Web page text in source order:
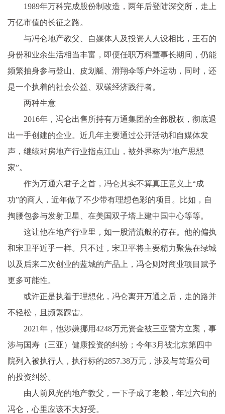
1989年万科完成股份制改造，两年后登陆深交所，走上
万亿市值的长征之路。
与冯仑地产教父、自媒体人及投资人人设相比，王石的
身份和业余生活相当丰富，即便任职万科董事长期间，仍能
频繁抽身参与登山、皮划艇、滑翔伞等户外运动，同时，还
是一个执着的社会公益、双碳经济践行者。
两种生意
2016年，冯仑出售所持有万通集团的全部股权，彻底退
出一手创建的企业。近几年主要通过公开活动和自媒体发
声，继续对房地产行业指点江山，被外界称为“地产思想
家”。
作为万通六君子之首，冯仑其实不算真正意义上“成
功”的商人，近年做了不少带有理想色彩的项目。比如，自
掏腰包参与发射卫星、在美国双子塔上建中国中心等等。
这让他在地产行业里，如一股清流般的存在。他的偏执
和宋卫平近乎一样。只不过，宋卫平将主要精力聚焦在绿城
以及后来二次创业的蓝城的产品上，冯仑则对商业项目赋予
更多可能性。
或许正是执着于理想化，冯仑离开万通之后，走的路并
不轻松，且频繁踩雷。
2021年，他涉嫌挪用4248万元资金被三亚警方立案，事
涉与国寿（三亚）健康投资的纠纷；今年3月被北京第四中
院列入被执行人，执行标的2857.38万元，涉及与笃遐公司
的投资纠纷。
由人前风光的地产教父，一下子成了老赖，年过六旬的
冯仑，心里应该不大好受。